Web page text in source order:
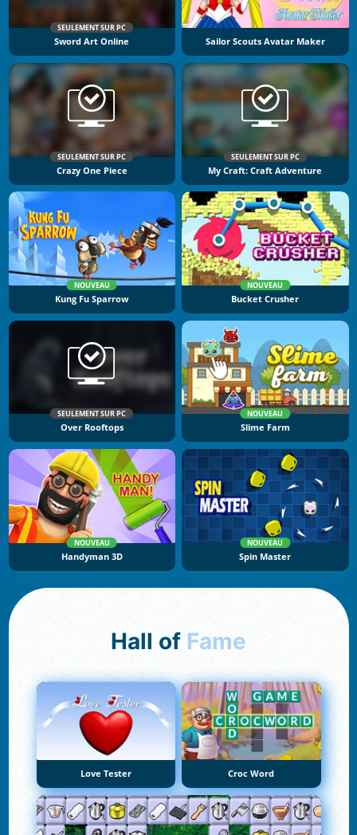
SEULEMENT SUR PC
Sword Art Online Sailor Scouts Avatar Maker
SEULEMENT SUR PC
Crazy One Piece
SEULEMENT SUR PC
My Craft: Craft Adventure
NOUVEAU
Kung Fu Sparrow
NOUVEAU
Bucket Crusher
SEULEMENT SUR PC
Over Rooftops
NOUVEAU
Slime Farm
NOUVEAU
Handyman 3D
NOUVEAU
Spin Master
Hall of Fame
Love Tester Croc Word